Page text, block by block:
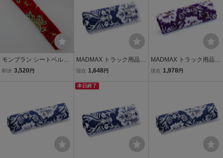
モンブラン シートベルト
カバー 金華山小物 内装品
即決 3,520 円
MADMAX トラック用品
金華山 新格子 マルチカバ
内装 日本製 オーダーメイ
現在 1,648円
MADMAX トラック用品
金華山 新格子 マルチカバ
現在 1,978円
本日終了